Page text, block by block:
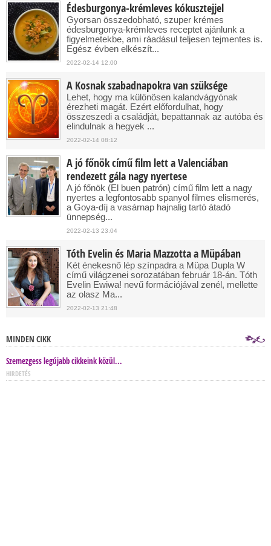
Édesburgonya-krémleves kókusztejjel
Gyorsan összedobható, szuper krémes
édesburgonya-krémleves receptet ajánlunk a
figyelmetekbe, ami ráadásul teljesen tejmentes is.
Egész évben elkészít...
2022-02-14 12:00
A Kosnak szabadnapokra van szüksége
Lehet, hogy ma különösen kalandvágyónak
érezheti magát. Ezért előfordulhat, hogy
összeszedi a családját, bepattannak az autóba és
elindulnak a hegyek ...
2022-02-14 08:12
A jó főnök című film lett a Valenciában
rendezett gála nagy nyertese
A jó főnök (El buen patrón) című film lett a nagy
nyertes a legfontosabb spanyol filmes elismerés,
a Goya-díj a vasárnap hajnalig tartó átadó
ünnepség...
2022-02-13 23:04
Tóth Evelin és Maria Mazzotta a Müpában
Két énekesnő lép színpadra a Müpa Dupla W
című világzenei sorozatában február 18-án. Tóth
Evelin Ewiwa! nevű formációjával zenél, mellette
az olasz Ma...
2022-02-13 21:48
MINDEN CIKK
Szemezgess legújabb cikkeink közül...
HIRDETÉS